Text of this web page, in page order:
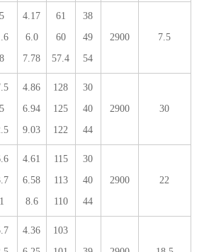
4.17
6.0
7.78
61
60
57.4
38
49
54
2900 7.5
4.86
6.94
9.03
128
125
122
30
40
44
2900 30
4.61
6.58
8.6
115
113
110
30
40
44
2900 22
4.36
103